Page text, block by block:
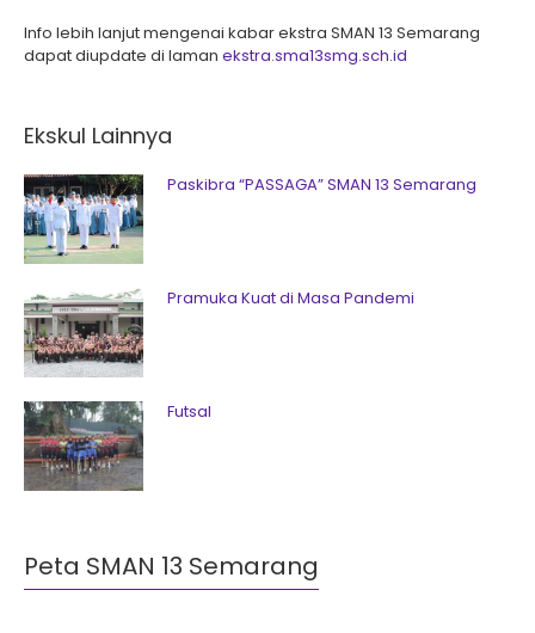
Info lebih lanjut mengenai kabar ekstra SMAN 13 Semarang
dapat diupdate di laman ekstra.sma13smg.sch.id
Ekskul Lainnya
Paskibra “PASSAGA” SMAN 13 Semarang
Pramuka Kuat di Masa Pandemi
Futsal
Peta SMAN 13 Semarang